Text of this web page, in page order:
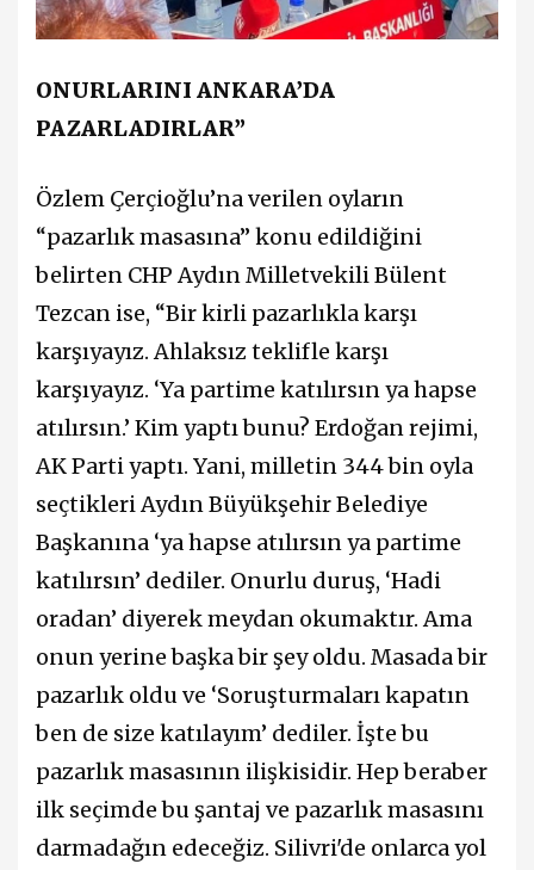
ONURLARINI ANKARA’DA
PAZARLADIRLAR”
Özlem Çerçioğlu’na verilen oyların
“pazarlık masasına” konu edildiğini
belirten CHP Aydın Milletvekili Bülent
Tezcan ise, “Bir kirli pazarlıkla karşı
karşıyayız. Ahlaksız teklifle karşı
karşıyayız. ‘Ya partime katılırsın ya hapse
atılırsın.’ Kim yaptı bunu? Erdoğan rejimi,
AK Parti yaptı. Yani, milletin 344 bin oyla
seçtikleri Aydın Büyükşehir Belediye
Başkanına ‘ya hapse atılırsın ya partime
katılırsın’ dediler. Onurlu duruş, ‘Hadi
oradan’ diyerek meydan okumaktır. Ama
onun yerine başka bir şey oldu. Masada bir
pazarlık oldu ve ‘Soruşturmaları kapatın
ben de size katılayım’ dediler. İşte bu
pazarlık masasının ilişkisidir. Hep beraber
ilk seçimde bu şantaj ve pazarlık masasını
darmadağın edeceğiz. Silivri'de onlarca yol